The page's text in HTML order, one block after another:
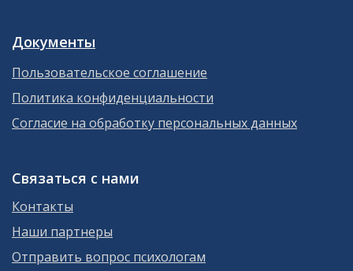
Документы
Пользовательское соглашение
Политика конфиденциальности
Согласие на обработку персональных данных
Связаться с нами
Контакты
Наши партнеры
Отправить вопрос психологам